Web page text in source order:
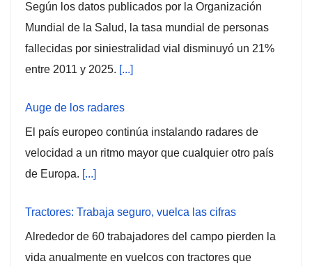
Según los datos publicados por la Organización
Mundial de la Salud, la tasa mundial de personas
fallecidas por siniestralidad vial disminuyó un 21%
entre 2011 y 2025. [...]
Auge de los radares
El país europeo continúa instalando radares de
velocidad a un ritmo mayor que cualquier otro país
de Europa. [...]
Tractores: Trabaja seguro, vuelca las cifras
Alrededor de 60 trabajadores del campo pierden la
vida anualmente en vuelcos con tractores que